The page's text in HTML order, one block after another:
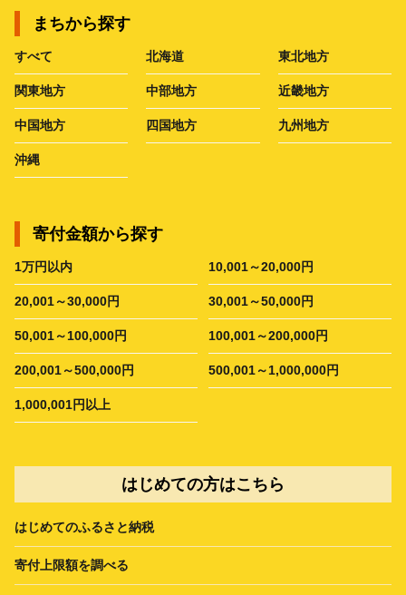
まちから探す
すべて 北海道 東北地方
関東地方 中部地方 近畿地方
中国地方 四国地方 九州地方
沖縄
寄付金額から探す
1万円以内 10,001～20,000円
20,001～30,000円 30,001～50,000円
50,001～100,000円 100,001～200,000円
200,001～500,000円 500,001～1,000,000円
1,000,001円以上
はじめての方はこちら
はじめてのふるさと納税
寄付上限額を調べる